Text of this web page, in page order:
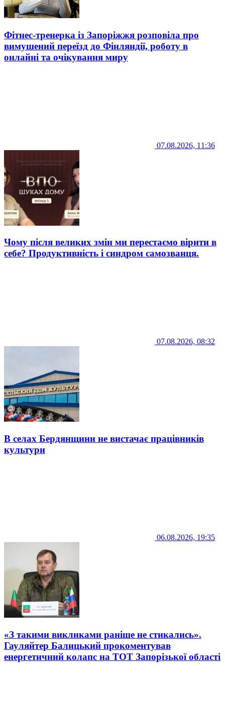
Фітнес-тренерка із Запоріжжя розповіла про
вимушений переїзд до Фінляндії, роботу в
онлайні та очікування миру
07.08.2026, 11:36
Чому після великих змін ми перестаємо вірити в
себе? Продуктивність і синдром самозванця.
07.08.2026, 08:32
В селах Бердянщини не вистачає працівників
культури
06.08.2026, 19:35
«З такими викликами раніше не стикались».
Гауляйтер Балицький прокоментував
енергетичний колапс на ТОТ Запорізької області